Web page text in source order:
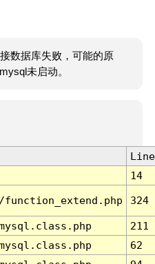
数据库失败，可能的原
未启动。
Line
14
324
211
62